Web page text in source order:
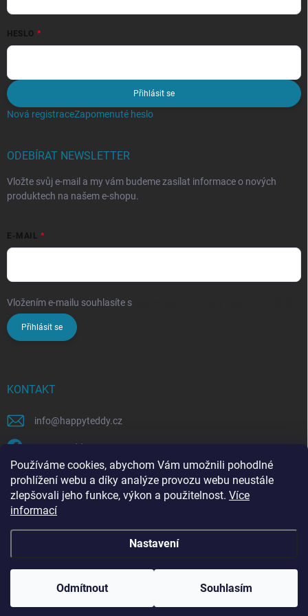
Používáme cookies, abychom Vám umožnili pohodlné
prohlížení webu a díky analýze provozu webu neustále
zlepšovali jeho funkce, výkon a použitelnost. Více
informací
Nastavení
Odmítnout Souhlasím
HESLO
Přihlásit se
Nová registraceZapomenuté heslo
ODEBÍRAT NEWSLETTER
Vložte svůj e-mail a my vám budeme zasílat informace o nových
produktech na našem e-shopu.
E-MAIL
Vložením e-mailu souhlasíte s
Přihlásit se
KONTAKT
info@happyteddy.cz
HappyTeddy
happyteddy.cz
Vytvořil Shoptet
Copyright 2026 . Všechna práva vyhrazena.